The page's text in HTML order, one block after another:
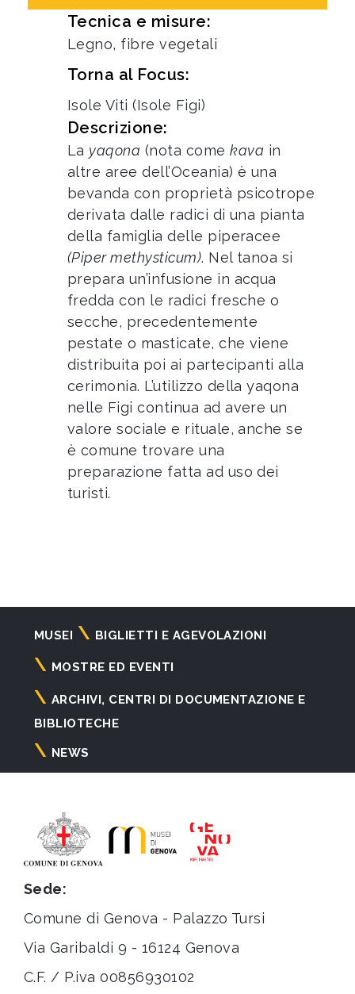
Tecnica e misure:
Legno, fibre vegetali
Torna al Focus:
Isole Viti (Isole Figi)
Descrizione:
La yaqona (nota comekava in
altre aree dell’Oceania) è una
bevanda con proprietà psicotrope
derivata dalle radici di una pianta
della famiglia delle piperacee
(Piper methysticum). Nel tanoa si
prepara un’infusione in acqua
fredda con le radici fresche o
secche, precedentemente
pestate o masticate, che viene
distribuita poi ai partecipanti alla
cerimonia. L’utilizzo della yaqona
nelle Figi continua ad avere un
valore sociale e rituale, anche se
è comune trovare una
preparazione fatta ad uso dei
turisti.
Navigazione
principale
MUSEI BIGLIETTI E AGEVOLAZIONI
MOSTRE ED EVENTI
ARCHIVI, CENTRI DI DOCUMENTAZIONE E
BIBLIOTECHE
NEWS
Sede:
Comune di Genova - Palazzo Tursi
Via Garibaldi 9 - 16124 Genova
C.F. / P.iva 00856930102